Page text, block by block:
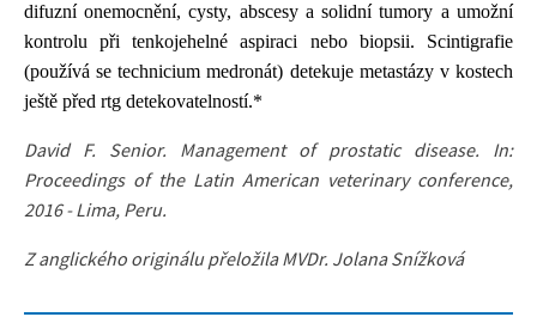
difuzní onemocnění, cysty, abscesy a solidní tumory a umožní
kontrolu při tenkojehelné aspiraci nebo biopsii. Scintigrafie
(používá se technicium medronát) detekuje metastázy v kostech
ještě před rtg detekovatelností.*
David F. Senior. Management of prostatic disease. In:
Proceedings of the Latin American veterinary conference,
2016 - Lima, Peru.
Z anglického originálu přeložila MVDr. Jolana Snížková